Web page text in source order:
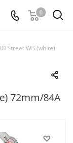
0
Street WB (white)
72mm/84A